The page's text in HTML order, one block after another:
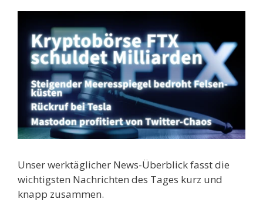
Unser werktäglicher News-Überblick fasst die
wichtigsten Nachrichten des Tages kurz und
knapp zusammen.